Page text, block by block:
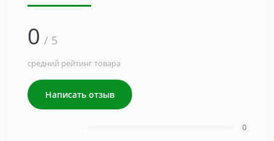
0 / 5
средний рейтинг товара
Написать отзыв
0